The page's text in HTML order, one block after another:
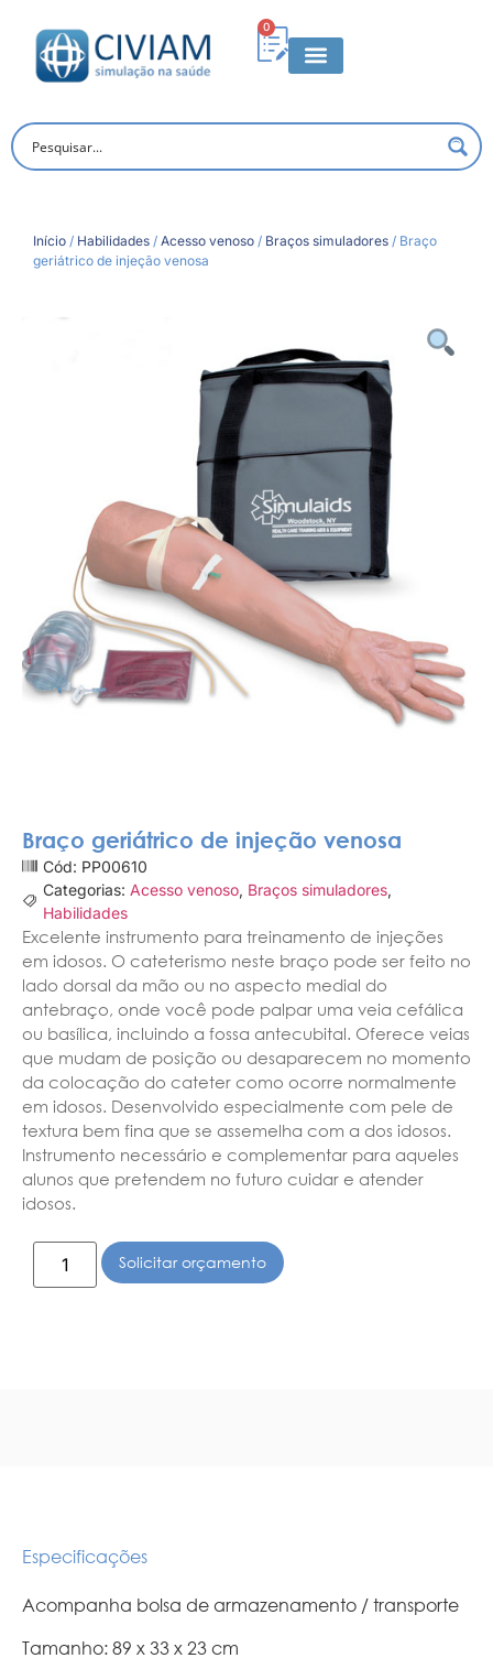
0
Início / Habilidades / Acesso venoso / Braços simuladores / Braço
geriátrico de injeção venosa
Braço geriátrico de injeção venosa
Cód: PP00610
Categorias: Acesso venoso, Braços simuladores,
Habilidades
Excelente instrumento para treinamento de injeções
em idosos. O cateterismo neste braço pode ser feito no
lado dorsal da mão ou no aspecto medial do
antebraço, onde você pode palpar uma veia cefálica
ou basílica, incluindo a fossa antecubital. Oferece veias
que mudam de posição ou desaparecem no momento
da colocação do cateter como ocorre normalmente
em idosos. Desenvolvido especialmente com pele de
textura bem fina que se assemelha com a dos idosos.
Instrumento necessário e complementar para aqueles
alunos que pretendem no futuro cuidar e atender
idosos.
Solicitar orçamento
Especificações
Acompanha bolsa de armazenamento / transporte
Tamanho: 89 x 33 x 23 cm